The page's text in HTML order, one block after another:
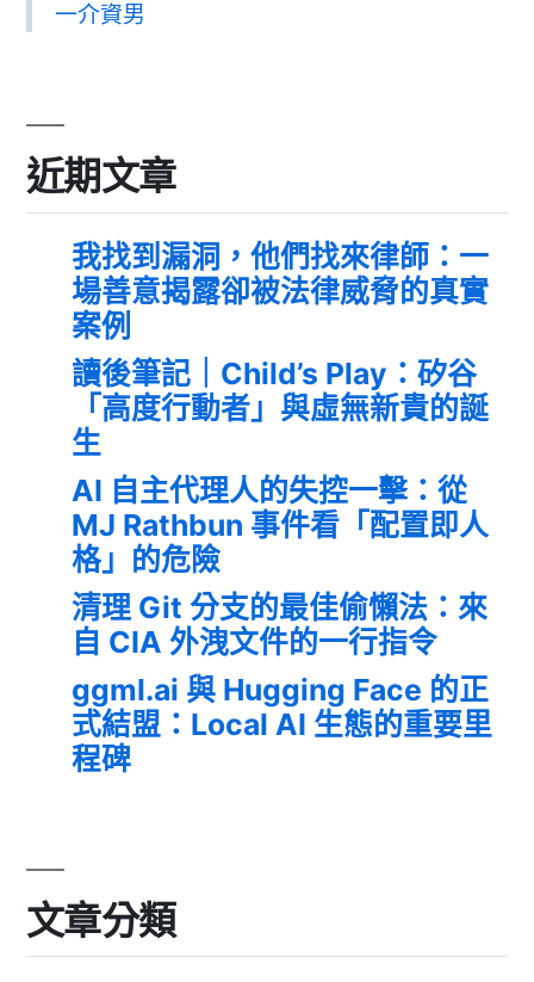
一介資男
近期文章
我找到漏洞，他們找來律師：一
場善意揭露卻被法律威脅的真實
案例
讀後筆記｜Child’s Play：矽谷
「高度行動者」與虛無新貴的誕
生
AI 自主代理人的失控一擊：從
MJ Rathbun 事件看「配置即人
格」的危險
清理 Git 分支的最佳偷懶法：來
自 CIA 外洩文件的一行指令
ggml.ai 與 Hugging Face 的正
式結盟：Local AI 生態的重要里
程碑
文章分類